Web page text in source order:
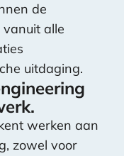
de
alle
uitdaging.
werken aan
zowel voor